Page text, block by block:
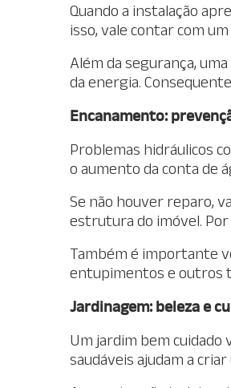
Quando a instalação
isso, vale contar com
Além da segurança,
da energia.
Encanamento:
Problemas hidráulicos
o aumento da conta de
Se não houver reparo,
estrutura do imóvel. Por
Também é importante
entupimentos e outros
Jardinagem: beleza e
Um jardim bem cuidado
saudáveis ajudam a